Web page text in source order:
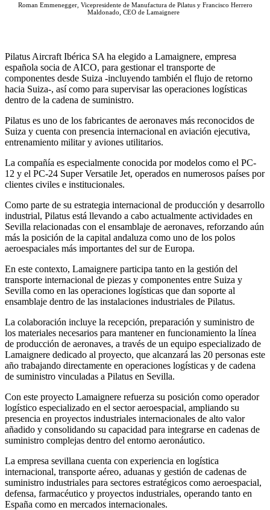
Roman Emmenegger, Vicepresidente de Manufactura de Pilatus y Francisco Herrero
Maldonado, CEO de Lamaignere
Pilatus Aircraft Ibérica SA ha elegido a Lamaignere, empresa
española socia de AICO, para gestionar el transporte de
componentes desde Suiza -incluyendo también el flujo de retorno
hacia Suiza-, así como para supervisar las operaciones logísticas
dentro de la cadena de suministro.
Pilatus es uno de los fabricantes de aeronaves más reconocidos de
Suiza y cuenta con presencia internacional en aviación ejecutiva,
entrenamiento militar y aviones utilitarios.
La compañía es especialmente conocida por modelos como el PC-
12 y el PC-24 Super Versatile Jet, operados en numerosos países por
clientes civiles e institucionales.
Como parte de su estrategia internacional de producción y desarrollo
industrial, Pilatus está llevando a cabo actualmente actividades en
Sevilla relacionadas con el ensamblaje de aeronaves, reforzando aún
más la posición de la capital andaluza como uno de los polos
aeroespaciales más importantes del sur de Europa.
En este contexto, Lamaignere participa tanto en la gestión del
transporte internacional de piezas y componentes entre Suiza y
Sevilla como en las operaciones logísticas que dan soporte al
ensamblaje dentro de las instalaciones industriales de Pilatus.
La colaboración incluye la recepción, preparación y suministro de
los materiales necesarios para mantener en funcionamiento la línea
de producción de aeronaves, a través de un equipo especializado de
Lamaignere dedicado al proyecto, que alcanzará las 20 personas este
año trabajando directamente en operaciones logísticas y de cadena
de suministro vinculadas a Pilatus en Sevilla.
Con este proyecto Lamaignere refuerza su posición como operador
logístico especializado en el sector aeroespacial, ampliando su
presencia en proyectos industriales internacionales de alto valor
añadido y consolidando su capacidad para integrarse en cadenas de
suministro complejas dentro del entorno aeronáutico.
La empresa sevillana cuenta con experiencia en logística
internacional, transporte aéreo, aduanas y gestión de cadenas de
suministro industriales para sectores estratégicos como aeroespacial,
defensa, farmacéutico y proyectos industriales, operando tanto en
España como en mercados internacionales.